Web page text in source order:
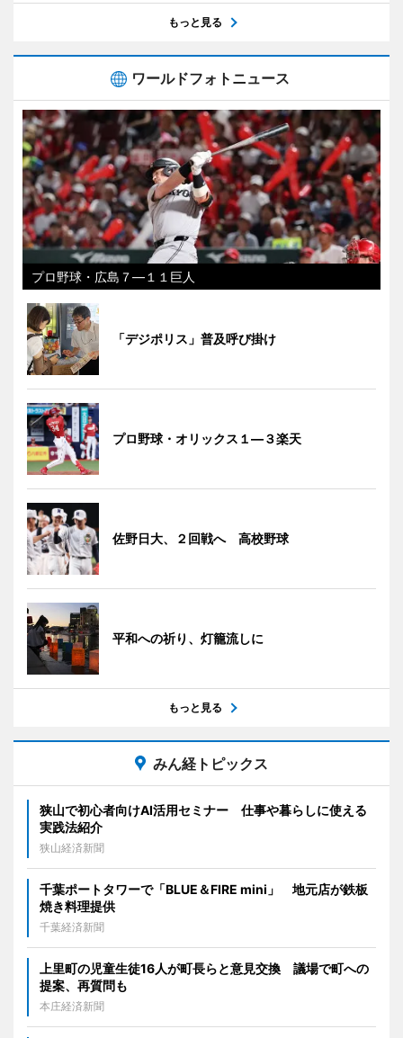
もっと見る
ワールドフォトニュース
プロ野球・広島７―１１巨人
「デジポリス」普及呼び掛け
プロ野球・オリックス１―３楽天
佐野日大、２回戦へ 高校野球
平和への祈り、灯籠流しに
もっと見る
みん経トピックス
狭山で初心者向けAI活用セミナー 仕事や暮らしに使える
実践法紹介
狭山経済新聞
千葉ポートタワーで「BLUE＆FIRE mini」 地元店が鉄板
焼き料理提供
千葉経済新聞
上里町の児童生徒16人が町長らと意見交換 議場で町への
提案、再質問も
本庄経済新聞